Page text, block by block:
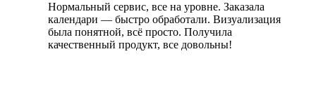
Нормальный сервис, все на уровне. Заказала
календари — быстро обработали. Визуализация
была понятной, всё просто. Получила
качественный продукт, все довольны!